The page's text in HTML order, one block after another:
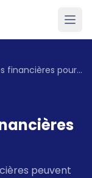
Les différentes aides financières pour les CSE
peuvent